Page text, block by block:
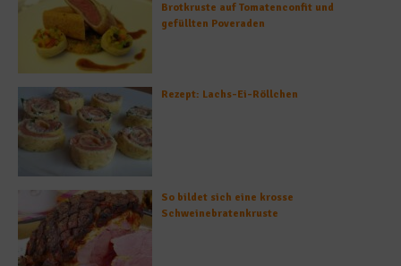
Brotkruste auf Tomatenconfit und
gefüllten Poveraden
Rezept: Lachs-Ei-Röllchen
So bildet sich eine krosse
Schweinebratenkruste